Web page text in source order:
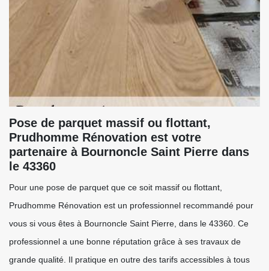
Pose de parquet massif ou flottant,
Prudhomme Rénovation est votre
partenaire à Bournoncle Saint Pierre dans
le 43360
Pour une pose de parquet que ce soit massif ou flottant,
Prudhomme Rénovation est un professionnel recommandé pour
vous si vous êtes à Bournoncle Saint Pierre, dans le 43360. Ce
professionnel a une bonne réputation grâce à ses travaux de
grande qualité. Il pratique en outre des tarifs accessibles à tous